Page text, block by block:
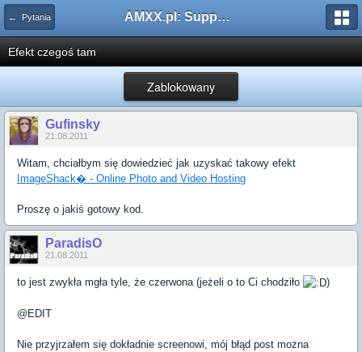
← Pytania AMXX.pl: Support AMX Mod X i SourceMod
Efekt czegoś tam
Zablokowany
Gufinsky
21.08.2011
Witam, chciałbym się dowiedzieć jak uzyskać takowy efekt
ImageShack� - Online Photo and Video Hosting
Proszę o jakiś gotowy kod.
ParadisO
21.08.2011
to jest zwykła mgła tyle, że czerwona (jeżeli o to Ci chodziło )
@EDIT
Nie przyjrzałem się dokładnie screenowi, mój błąd post można